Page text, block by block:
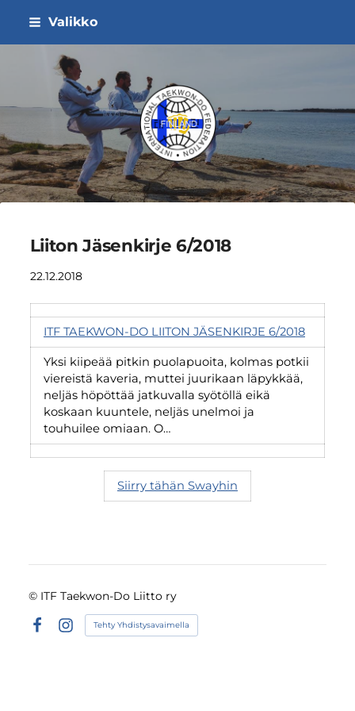
Siirry
sisältöön
Valikko
ITF Taekwon-do Liitto ry
Liiton Jäsenkirje 6/2018
22.12.2018
ITF TAEKWON-DO LIITON JÄSENKIRJE 6/2018
Yksi kiipeää pitkin puolapuoita, kolmas potkii
viereistä kaveria, muttei juurikaan läpykkää,
neljäs höpöttää jatkuvalla syötöllä eikä
koskaan kuuntele, neljäs unelmoi ja
touhuilee omiaan. O…
Siirry tähän Swayhin
© ITF Taekwon-Do Liitto ry
Instagram
Tehty Yhdistysavaimella